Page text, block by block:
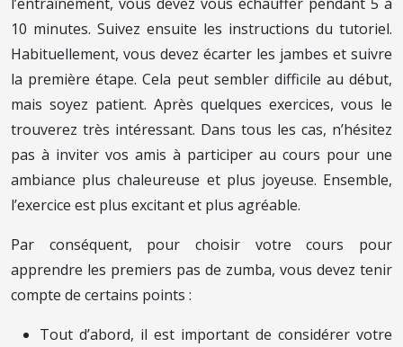
10 minutes. Suivez ensuite les instructions du tutoriel.
Habituellement, vous devez écarter les jambes et suivre
la première étape. Cela peut sembler difficile au début,
mais soyez patient. Après quelques exercices, vous le
trouverez très intéressant. Dans tous les cas, n’hésitez
pas à inviter vos amis à participer au cours pour une
ambiance plus chaleureuse et plus joyeuse. Ensemble,
l’exercice est plus excitant et plus agréable.
Par conséquent, pour choisir votre cours pour
apprendre les premiers pas de zumba, vous devez tenir
compte de certains points :
Tout d’abord, il est important de considérer votre